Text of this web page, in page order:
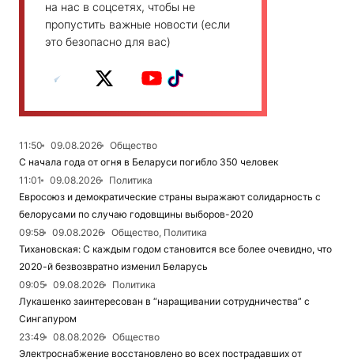
на нас в соцсетях, чтобы не
пропустить важные новости (если
это безопасно для вас)
11:50 09.08.2026
Общество
С начала года от огня в Беларуси погибло 350 человек
11:01
09.08.2026
Политика
Евросоюз и демократические страны выражают солидарность с
белорусами по случаю годовщины выборов-2020
09:58
09.08.2026
Общество, Политика
Тихановская: С каждым годом становится все более очевидно, что
2020-й безвозвратно изменил Беларусь
09:05
09.08.2026
Политика
Лукашенко заинтересован в “наращивании сотрудничества” с
Сингапуром
23:49
08.08.2026
Общество
Электроснабжение восстановлено во всех пострадавших от